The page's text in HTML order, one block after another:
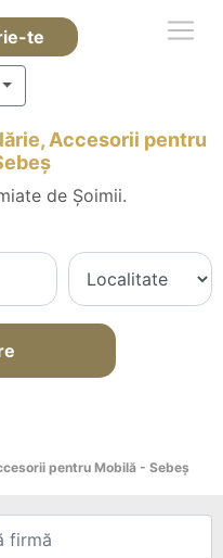
te
Accesorii pentru
de Șoimii.
pentru Mobilă - Sebeş